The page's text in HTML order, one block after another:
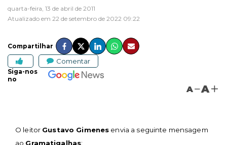
quarta-feira, 13 de abril de 2011
Atualizado em 22 de setembro de 2022 09:22
Compartilhar
Comentar
Siga-nos
no
A A
O leitor Gustavo Gimenes envia a seguinte mensagem
ao Gramatigalhas: